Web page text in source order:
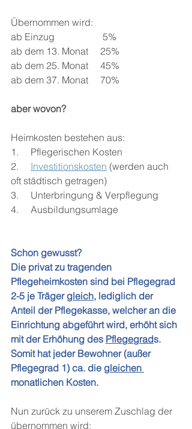
Übernommen wird:
ab Einzug                    5%
ab dem 13. Monat     25%
ab dem 25. Monat     45%
ab dem 37. Monat     70%
aber wovon?
Heimkosten bestehen aus:
1.     Pflegerischen Kosten
2. Investitionskosten (werden auch
oft städtisch getragen)
3.     Unterbringung & Verpflegung
4.     Ausbildungsumlage
Schon gewusst?
Die privat zu tragenden
Pflegeheimkosten sind bei Pflegegrad
2-5 je Träger gleich, lediglich der
Anteil der Pflegekasse, welcher an die
Einrichtung abgeführt wird, erhöht sich
mit der Erhöhung des Pflegegrads.
Somit hat jeder Bewohner (außer
Pflegegrad 1) ca. die gleichen
monatlichen Kosten.
Nun zurück zu unserem Zuschlag der
übernommen wird: